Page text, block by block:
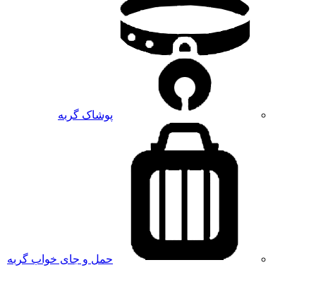
پوشاک گربه
حمل و جای خواب گربه